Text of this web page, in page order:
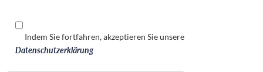
Indem Sie fortfahren, akzeptieren Sie unsere
Datenschutzerklärung